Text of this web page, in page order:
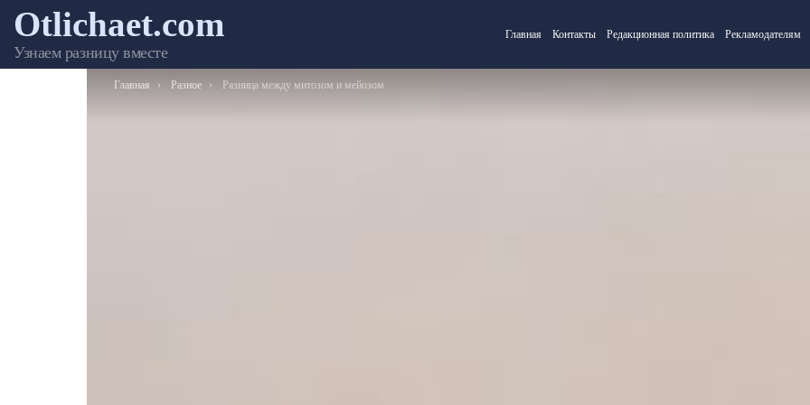
Otlichaet.com
Узнаем разницу вместе
Главная Контакты Редакционная политика Рекламодателям
Вы здесь:
Главная Разное Разница между митозом и мейозом